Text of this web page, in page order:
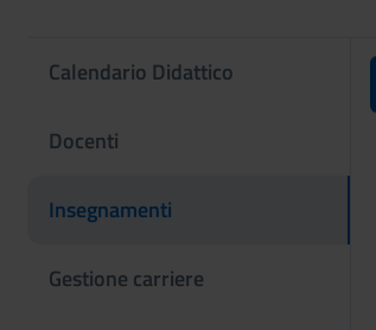
Calendario Didattico
Docenti
Insegnamenti
Gestione carriere